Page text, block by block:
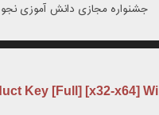
جشنواره مجازی دانش آموزی
Key [Full] [x32-x64]